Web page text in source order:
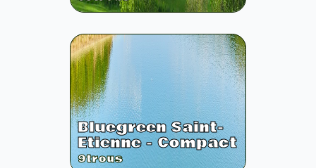
Bluegreen Saint-
Etienne - Compact
9trous